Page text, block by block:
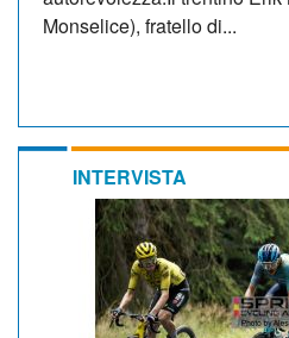
Monselice), fratello di...
INTERVISTA